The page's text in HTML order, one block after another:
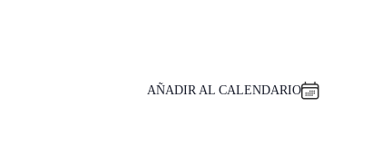
AÑADIR AL CALENDARIO